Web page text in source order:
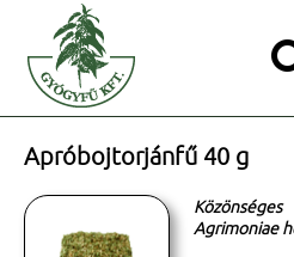
Apróbojtorjánfű 40 g
Agrimoniae